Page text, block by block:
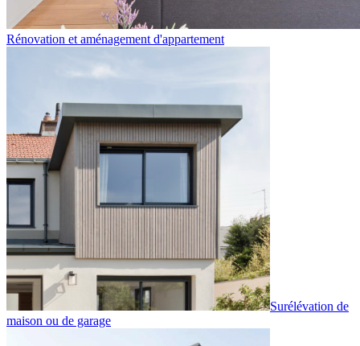
Rénovation et aménagement d'appartement
Surélévation de
maison ou de garage